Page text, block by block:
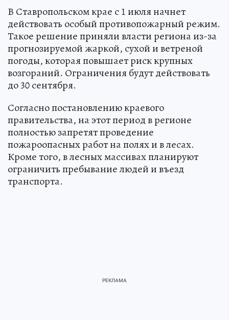
В Ставропольском крае с 1 июля начнет
действовать особый противопожарный режим.
Такое решение приняли власти региона из-за
прогнозируемой жаркой, сухой и ветреной
погоды, которая повышает риск крупных
возгораний. Ограничения будут действовать
до 30 сентября.
Согласно постановлению краевого
правительства, на этот период в регионе
полностью запретят проведение
пожароопасных работ на полях и в лесах.
Кроме того, в лесных массивах планируют
ограничить пребывание людей и въезд
транспорта.